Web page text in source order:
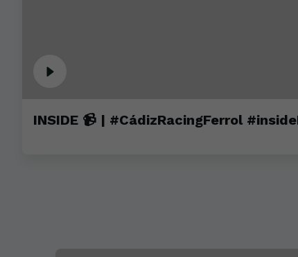
INSIDE 📹 | #CádizRacingFerrol